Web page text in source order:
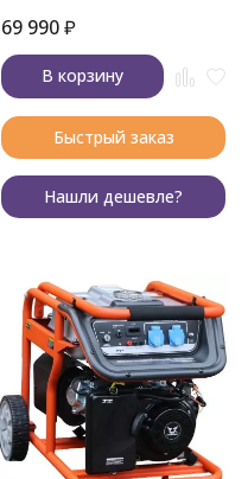
69 990₽
В корзину
Быстрый заказ
Нашли дешевле?